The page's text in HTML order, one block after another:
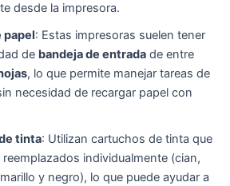
desde la impresora.
papel: Estas impresoras suelen tener
de bandeja de entradade entre
, lo que permite manejar tareas de
necesidad de recargar papel con
tinta: Utilizan cartuchos de tinta que
reemplazados individualmente (cian,
y negro), lo que puede ayudar a